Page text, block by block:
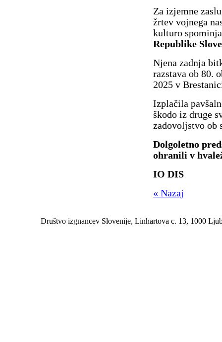
Za izjemne
žrtev vojnega
kulturo
Republike
Njena zadnja
razstava ob 80.
2025 v
Izplačila
škodo iz druge
zadovoljstvo ob
Dolgoletno
ohranili v
IO DIS
« Nazaj
Društvo izgnancev Slovenije, Linhartova c. 13, 1000